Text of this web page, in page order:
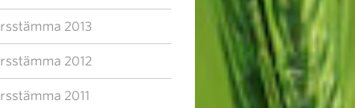
2013
2012
2011